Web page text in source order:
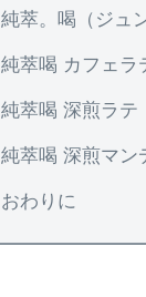
純萃。喝（ジュ
純萃喝 カフェラ
純萃喝 深煎ラテ
純萃喝 深煎マン
おわりに